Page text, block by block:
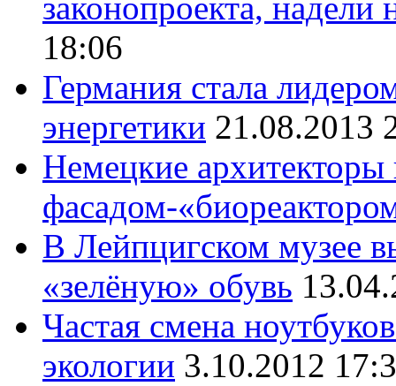
законопроекта, надели
18:06
Германия стала
энергетики 21.08.2013
Немецкие
фасадом-
В Лейпцигском музее
«зелёную» обувь
Частая смена
экологии 3.10.2012